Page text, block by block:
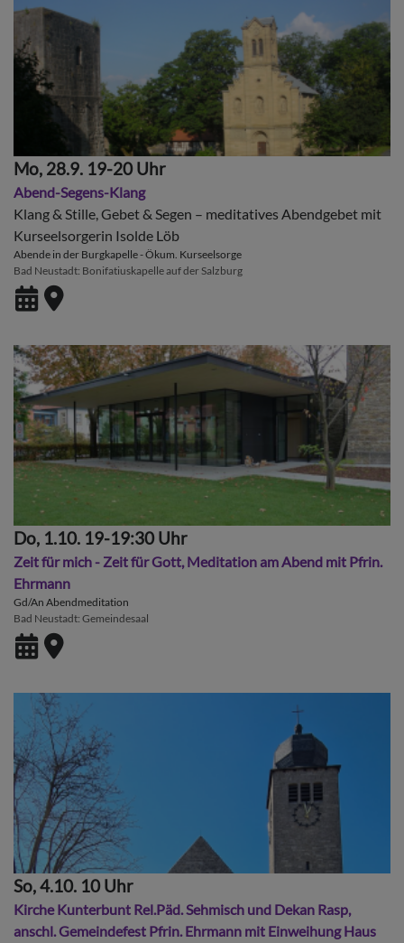
Mo, 28.9. 19-20 Uhr
Abend-Segens-Klang
Klang & Stille, Gebet & Segen – meditatives Abendgebet mit
Kurseelsorgerin Isolde Löb
Abende in der Burgkapelle - Ökum. Kurseelsorge
Bad Neustadt Bonifatiuskapelle auf der Salzburg
Do, 1.10. 19-19:30 Uhr
Zeit für mich - Zeit für Gott, Meditation am Abend mit Pfrin.
Ehrmann
Gd/An Abendmeditation
Bad Neustadt Gemeindesaal
So, 4.10. 10 Uhr
Kirche Kunterbunt Rel.Päd. Sehmisch und Dekan Rasp,
anschl. Gemeindefest Pfrin. Ehrmann mit Einweihung Haus